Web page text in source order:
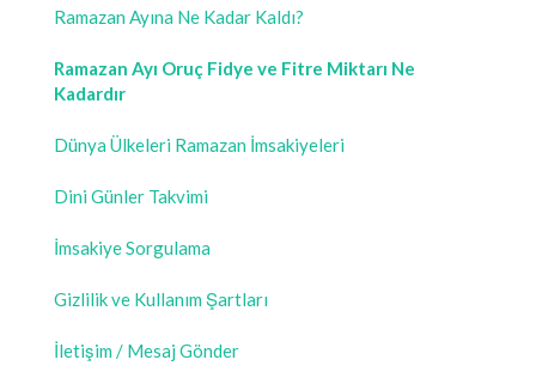
Ramazan Ayına Ne Kadar Kaldı?
Ramazan Ayı Oruç Fidye ve Fitre Miktarı Ne
Kadardır
Dünya Ülkeleri Ramazan İmsakiyeleri
Dini Günler Takvimi
İmsakiye Sorgulama
Gizlilik ve Kullanım Şartları
İletişim / Mesaj Gönder